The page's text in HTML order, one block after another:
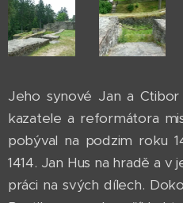
Jeho synové Jan a
kazatele a reformátora
pobýval na podzim roku
1414. Jan Hus na hradě a v
práci na svých dílech.